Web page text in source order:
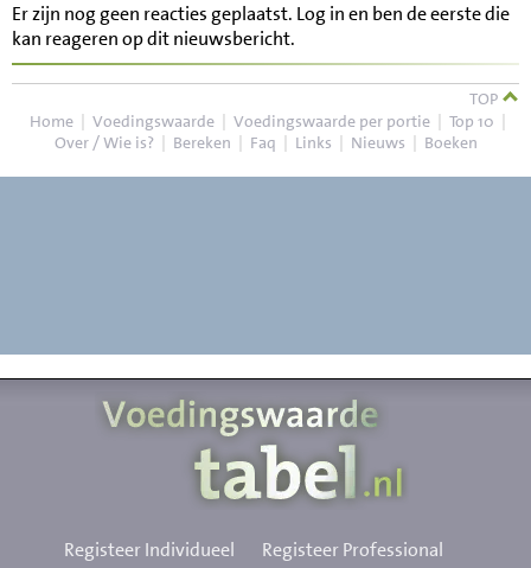
Er zijn nog geen reacties geplaatst. Log in en ben de eerste die
kan reageren op dit nieuwsbericht.
TOP
Home | Voedingswaarde | Voedingswaarde per portie | Top 10 |
Over / Wie is? | Bereken | Faq | Links | Nieuws | Boeken
Registeer Individueel Registeer Professional